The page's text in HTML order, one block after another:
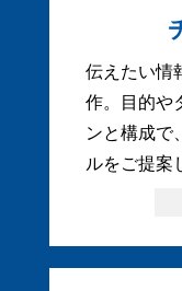
伝えたい情
作。目的や
ンと構成で
ルをご提案